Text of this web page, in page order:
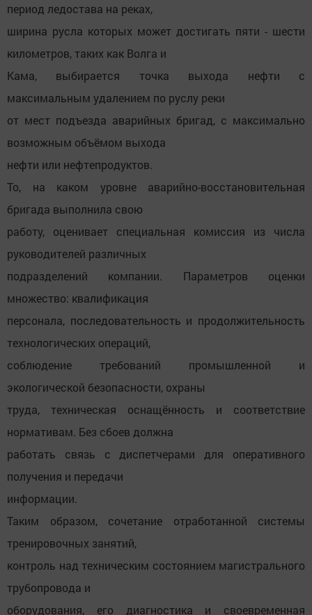
период ледостава на реках,
ширина русла которых может достигать пяти - шести
километров, таких как Волга и
Кама, выбирается точка выхода нефти с
максимальным удалением по руслу реки
от мест подъезда аварийных бригад, с максимально
возможным объёмом выхода
нефти или нефтепродуктов.
То, на каком уровне аварийно-восстановительная
бригада выполнила свою
работу, оценивает специальная комиссия из числа
руководителей различных
подразделений компании. Параметров оценки
множество: квалификация
персонала, последовательность и продолжительность
технологических операций,
соблюдение требований промышленной и
экологической безопасности, охраны
труда, техническая оснащённость и соответствие
нормативам. Без сбоев должна
работать связь с диспетчерами для оперативного
получения и передачи
информации.
Таким образом, сочетание отработанной системы
тренировочных занятий,
контроль над техническим состоянием магистрального
трубопровода и
оборудования, его диагностика и своевременная